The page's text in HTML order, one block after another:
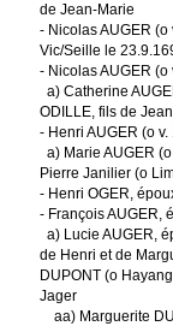
de Jean-Marie
- Nicolas AUGER (o
Vic/Seille le
- Nicolas AUGER (o
a) Catherine
ODILLE, fils de Jean
- Henri AUGER (o
a) Marie AUGER
Pierre Janilier (o
- Henri OGER,
- François AUGER,
a) Lucie AUGER,
de Henri et de
DUPONT (o
Jager
aa) Marguerite